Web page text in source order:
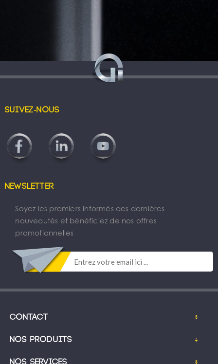
Suivez-nous
Newsletter
Soyez les premiers informés des dernières
nouveautés et bénéficiez de nos offres
promotionnelles
Contact
Nos produits
Nos services